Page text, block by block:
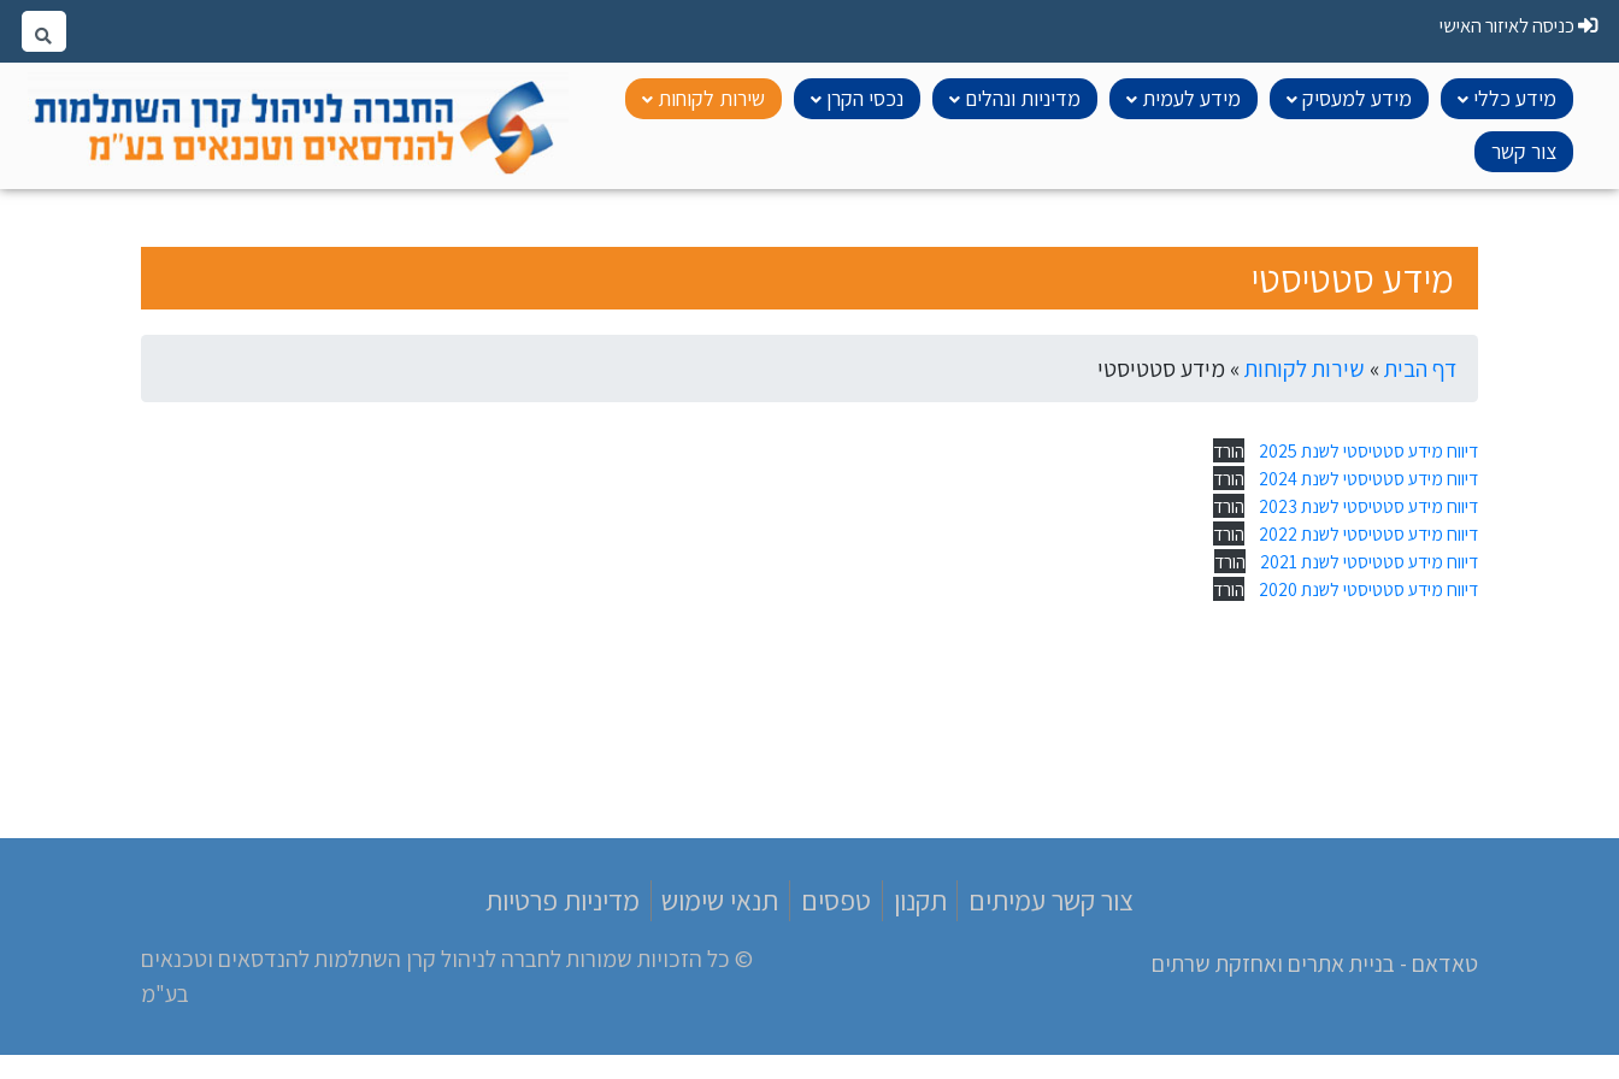
Skip
content
כניסה לאיזור האישי
מידע כללי מידע למעסיק מידע לעמית מדיניות ונהלים נכסי הקרן
שירות לקוחות
צור קשר
מידע סטטיסטי
דף הבית» שירות לקוחות» מידע סטטיסטי
דיווח מידע סטטיסטי לשנת 2025
הורד
דיווח מידע סטטיסטי לשנת 2024
הורד
דיווח מידע סטטיסטי לשנת 2023
הורד
דיווח מידע סטטיסטי לשנת 2022
הורד
דיווח מידע סטטיסטי לשנת 2021
הורד
דיווח מידע סטטיסטי לשנת 2020
הורד
צור קשר עמיתים תקנון טפסים תנאי שימוש מדיניות פרטיות
טאדאם - בניית אתרים ואחזקת שרתים
© כל הזכויות שמורות לחברה לניהול קרן השתלמות להנדסאים וטכנאים
בע"מ